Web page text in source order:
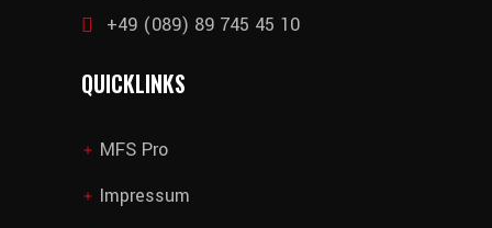
+49 (089) 89 745 45 10
QUICKLINKS
add MFS Pro
add Impressum